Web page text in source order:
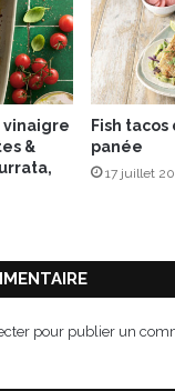
vinaigre
&
Fish
panée
17 juillet
pour publier un